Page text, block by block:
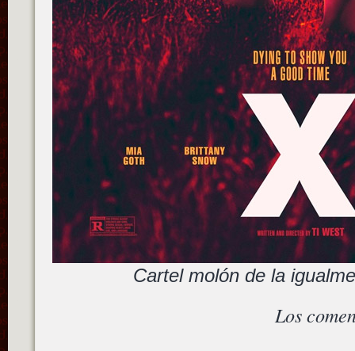
Cartel molón de la
Los